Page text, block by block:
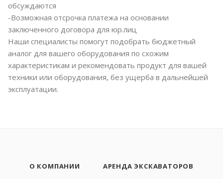
обсуждаются
-Возможная отсрочка платежа на основании
заключенного договора для юр.лиц
Наши специалисты помогут подобрать бюджетный
аналог для вашего оборудования по схожим
характеристикам и рекомендовать продукт для вашей
техники или оборудования, без ущерба в дальнейшей
эксплуатации.
О КОМПАНИИ
АРЕНДА ЭКСКАВАТОРОВ